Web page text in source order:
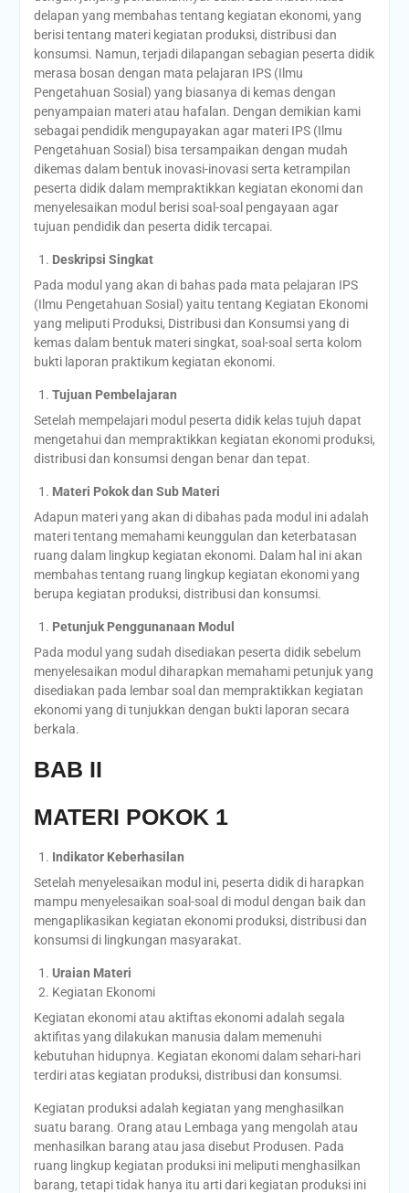
delapan yang membahas tentang kegiatan ekonomi, yang
berisi tentang materi kegiatan produksi, distribusi dan
konsumsi. Namun, terjadi dilapangan sebagian peserta didik
merasa bosan dengan mata pelajaran IPS (Ilmu
Pengetahuan Sosial) yang biasanya di kemas dengan
penyampaian materi atau hafalan. Dengan demikian kami
sebagai pendidik mengupayakan agar materi IPS (Ilmu
Pengetahuan Sosial) bisa tersampaikan dengan mudah
dikemas dalam bentuk inovasi-inovasi serta ketrampilan
peserta didik dalam mempraktikkan kegiatan ekonomi dan
menyelesaikan modul berisi soal-soal pengayaan agar
tujuan pendidik dan peserta didik tercapai.
Deskripsi Singkat
Pada modul yang akan di bahas pada mata pelajaran IPS
(Ilmu Pengetahuan Sosial) yaitu tentang Kegiatan Ekonomi
yang meliputi Produksi, Distribusi dan Konsumsi yang di
kemas dalam bentuk materi singkat, soal-soal serta kolom
bukti laporan praktikum kegiatan ekonomi.
Tujuan Pembelajaran
Setelah mempelajari modul peserta didik kelas tujuh dapat
mengetahui dan mempraktikkan kegiatan ekonomi produksi,
distribusi dan konsumsi dengan benar dan tepat.
Materi Pokok dan Sub Materi
Adapun materi yang akan di dibahas pada modul ini adalah
materi tentang memahami keunggulan dan keterbatasan
ruang dalam lingkup kegiatan ekonomi. Dalam hal ini akan
membahas tentang ruang lingkup kegiatan ekonomi yang
berupa kegiatan produksi, distribusi dan konsumsi.
Petunjuk Penggunanaan Modul
Pada modul yang sudah disediakan peserta didik sebelum
menyelesaikan modul diharapkan memahami petunjuk yang
disediakan pada lembar soal dan mempraktikkan kegiatan
ekonomi yang di tunjukkan dengan bukti laporan secara
berkala.
BAB II
MATERI POKOK 1
Indikator Keberhasilan
Setelah menyelesaikan modul ini, peserta didik di harapkan
mampu menyelesaikan soal-soal di modul dengan baik dan
mengaplikasikan kegiatan ekonomi produksi, distribusi dan
konsumsi di lingkungan masyarakat.
Uraian Materi
Kegiatan Ekonomi
Kegiatan ekonomi atau aktiftas ekonomi adalah segala
aktifitas yang dilakukan manusia dalam memenuhi
kebutuhan hidupnya. Kegiatan ekonomi dalam sehari-hari
terdiri atas kegiatan produksi, distribusi dan konsumsi.
Kegiatan produksi adalah kegiatan yang menghasilkan
suatu barang. Orang atau Lembaga yang mengolah atau
menhasilkan barang atau jasa disebut Produsen. Pada
ruang lingkup kegiatan produksi ini meliputi menghasilkan
barang, tetapi tidak hanya itu arti dari kegiatan produksi ini